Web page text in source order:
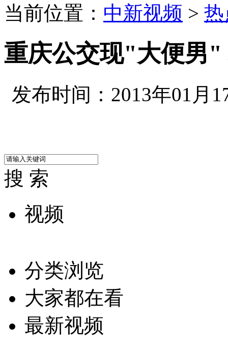
当前位置： 中新视频 >
重庆公交现"大便男"
发布时间：2013年01月
搜 索
视频
分类浏览
大家都在看
最新视频